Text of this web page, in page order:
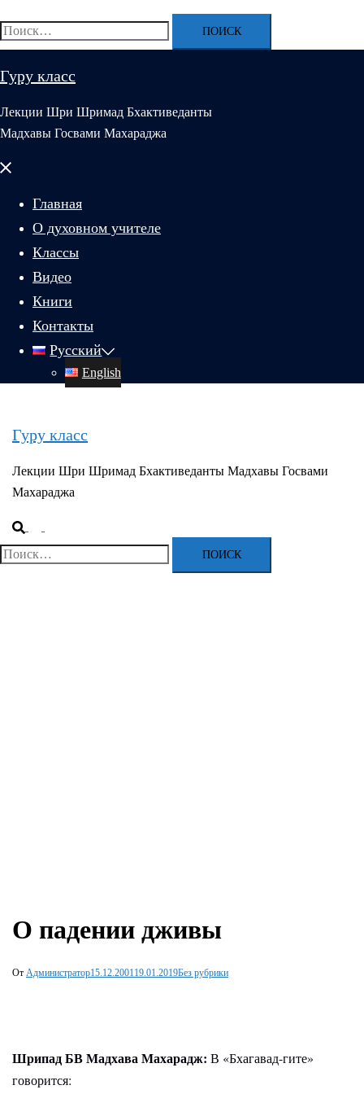
Найти:
Гуру класс
Лекции Шри Шримад Бхактиведанты
Мадхавы Госвами Махараджа
Закрыть
Главная
О духовном учителе
Классы
Видео
Книги
Контакты
Русский
English
Гуру класс
Лекции Шри Шримад Бхактиведанты Мадхавы Госвами
Махараджа
Поиск
меню
Найти:
О падении дживы
От Администратор15.12.200119.01.2019Без рубрики
Шрипад БВ Мадхава Махарадж: В «Бхагавад-гите»
говорится: